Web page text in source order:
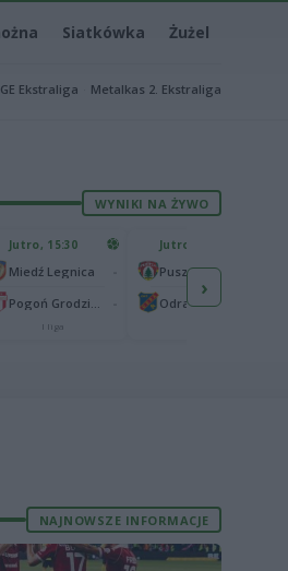
Siatkówka Żużel
Ekstraliga Metalkas 2. Ekstraliga
WYNIKI NA ŻYWO
Jutro, 15:30
Miedź Legnica
I liga
Jutro, 15:30
Odra Opole
›
NAJNOWSZE INFORMACJE